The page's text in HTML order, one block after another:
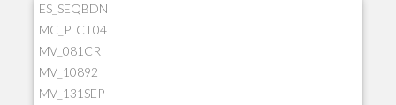
ES_SEQBDN
MC_PLCT04
MV_081CRI
MV_10892
MV_131SEP